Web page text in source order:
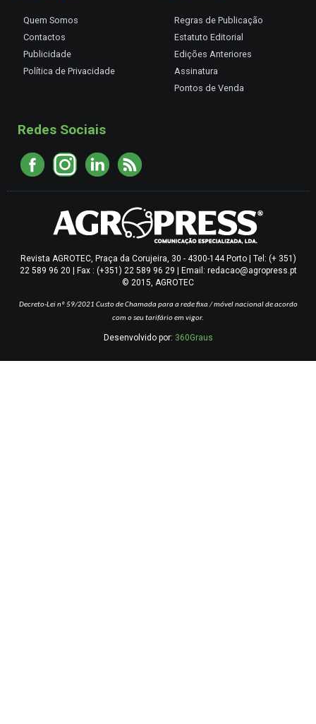
Quem Somos
Contactos
Publicidade
Política de Privacidade
Regras de Publicação
Estatuto Editorial
Edições Anteriores
Assinatura
Pontos de Venda
Redes Sociais
Revista AGROTEC, Praça da Corujeira, 30 - 4300-144 Porto | Tel: (+ 351)
22 589 96 20 | Fax : (+351) 22 589 96 29 | Email: redacao@agropress.pt
© 2015, AGROTEC
Decreto-Lei nº 59/2021 Custo de Chamada para a rede fixa / móvel nacional de acordo
com o seu tarifário em vigor.
Desenvolvido por: 360Graus